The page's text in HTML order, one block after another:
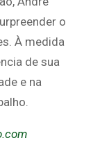
o
À medida
de sua
e na